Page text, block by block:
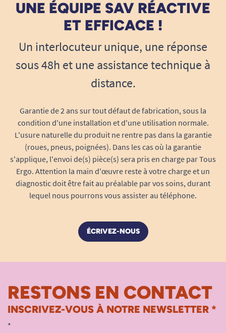
Étanchéité : Norme IP44 (résistant aux
éclaboussures).
Sécurité et durabilité :Conçu pour 10 000 cycles
Mécanisme intégré et protégé pour une
utilisation en toute sécurité.
Les poignées sont démontables et le coussin
gris est inclu pour plus de confort.
Voir toutes les aides au transfert.
UNE ÉQUIPE SAV RÉACTIVE
ET EFFICACE !
Un interlocuteur unique, une réponse
sous 48h et une assistance technique à
distance.
Garantie de 2 ans sur tout défaut de fabrication, sous la
condition d'une installation et d'une utilisation normale.
L'usure naturelle du produit ne rentre pas dans la garantie
(roues, pneus, poignées). Dans les cas où la garantie
s'applique, l'envoi de(s) pièce(s) sera pris en charge par Tous
Ergo. Attention la main d'œuvre reste à votre charge et un
diagnostic doit être fait au préalable par vos soins, durant
lequel nous pourrons vous assister au téléphone.
ÉCRIVEZ-NOUS
RESTONS EN CONTACT
INSCRIVEZ-VOUS À NOTRE NEWSLETTER *
*